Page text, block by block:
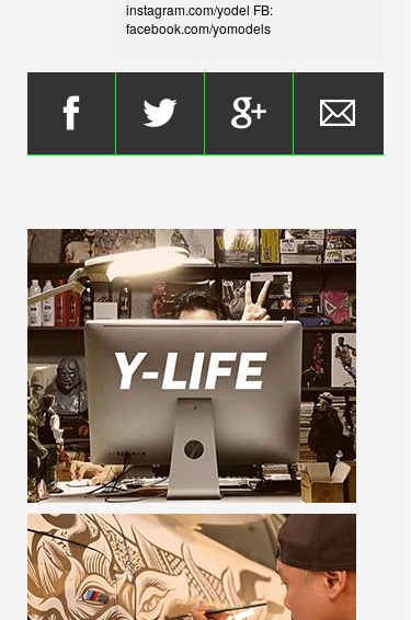
instagram.com/yodel FB:
facebook.com/yomodels